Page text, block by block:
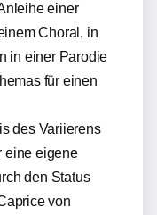
einer
Choral, in
in einer Parodie
für einen
des Variierens
eine eigene
den Status
von